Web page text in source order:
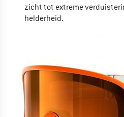
zicht tot extreme
helderheid.